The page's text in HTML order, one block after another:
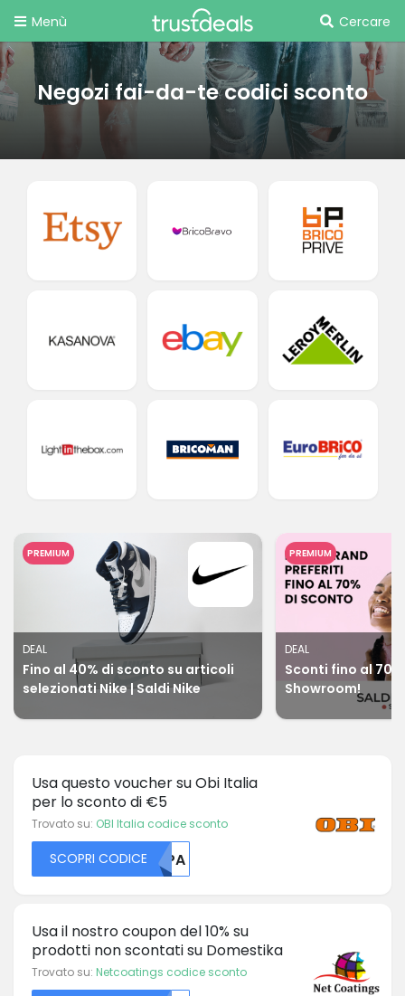
Menù Cercare
Negozi fai-da-te codici sconto
PREMIUM
DEAL
Fino al 40% di sconto su articoli
selezionati Nike | Saldi Nike
PREMIUM
DEAL
Sconti fino al
Showroom!
Usa questo voucher su Obi Italia
per lo sconto di €5
Trovato su: OBI Italia codice sconto
SCOPRI CODICE T1PA
Usa il nostro coupon del 10% su
prodotti non scontati su Domestika
Trovato su: Netcoatings codice sconto